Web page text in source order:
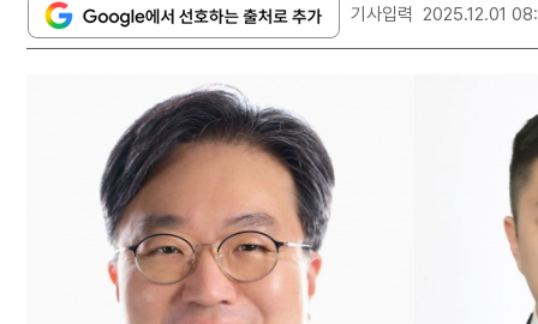
기사입력 2025.12.01